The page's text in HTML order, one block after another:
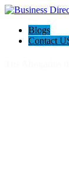
Blogs
Contact